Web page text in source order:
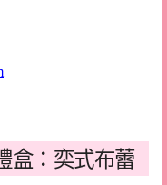
盒：奕式布蕾